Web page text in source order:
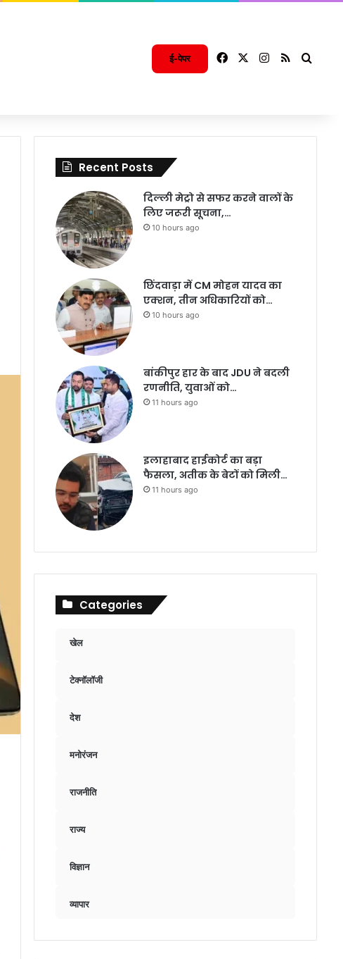
ई-पेपर FacebookInstagram
RSS
Recent Posts
दिल्ली मेट्रो से सफर करने वालों के
लिए जरूरी सूचना,…
10 hours ago
छिंदवाड़ा में CM मोहन यादव का
एक्शन, तीन अधिकारियों को…
10 hours ago
बांकीपुर हार के बाद JDU ने बदली
रणनीति, युवाओं को…
11 hours ago
इलाहाबाद हाईकोर्ट का बड़ा
फैसला, अतीक के बेटों को मिली…
11 hours ago
Categories
खेल
टेक्नॉलॉजी
देश
मनोरंजन
राजनीति
राज्य
विज्ञान
व्यापार